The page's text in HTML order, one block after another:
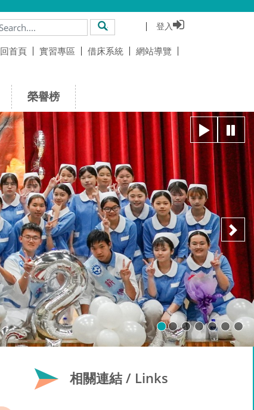
搜尋
登入
回首頁 實習專區 借床系統 網站導覽
榮譽榜
播放 暫
相關連結 / Links